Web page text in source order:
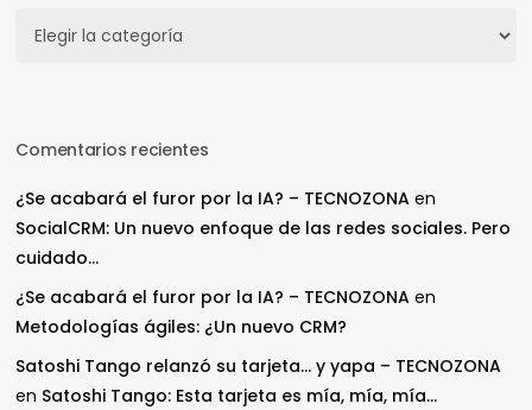
Comentarios recientes
¿Se acabará el furor por la IA? – TECNOZONA en
SocialCRM: Un nuevo enfoque de las redes sociales. Pero
cuidado…
¿Se acabará el furor por la IA? – TECNOZONA en
Metodologías ágiles: ¿Un nuevo CRM?
Satoshi Tango relanzó su tarjeta… y yapa – TECNOZONA
en Satoshi Tango: Esta tarjeta es mía, mía, mía…